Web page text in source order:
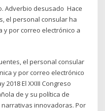
Adverbio desusado Hace
el personal consular ha
y por correo electrónico a
el personal consular
y por correo electrónico
El XXIII Congreso
de y su política de
narrativas innovadoras. Por